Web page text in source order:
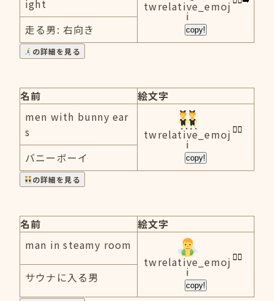
ight
twrelative_emoj
i
copy!
走る男: 右向き
の詳細を見る
名前
絵文字
men with bunny ear
s
twrelative_emoj
i
copy!
バニーボーイ
の詳細を見る
名前
絵文字
man in steamy room
twrelative_emoj
i
copy!
サウナに入る男